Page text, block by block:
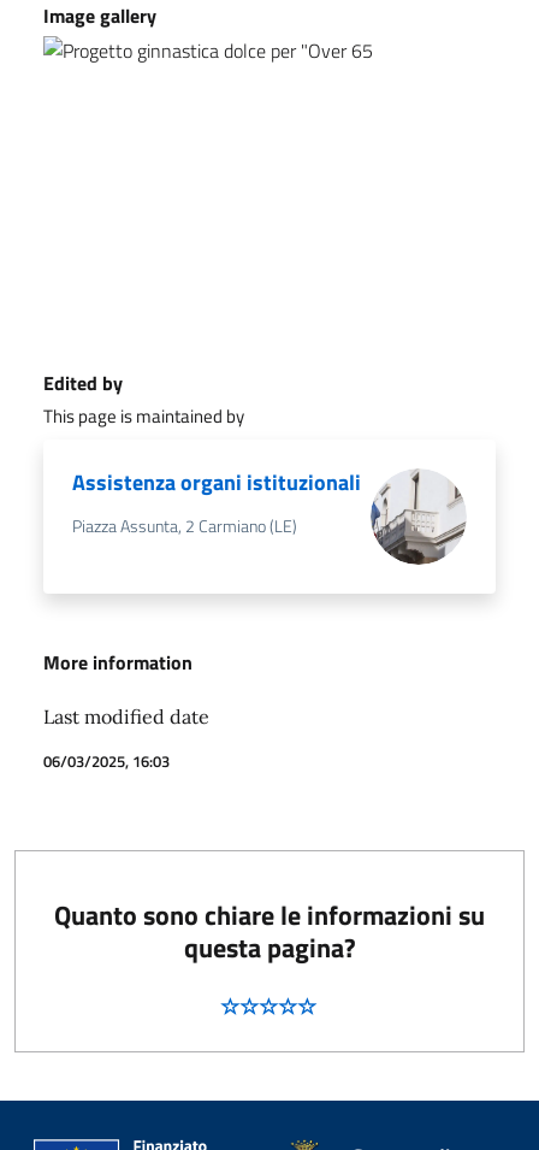
Image gallery
Edited by
This page is maintained by
Assistenza organi istituzionali
Piazza Assunta, 2 Carmiano (LE)
More information
Last modified date
06/03/2025, 16:03
Quanto sono chiare le informazioni su
questa pagina?